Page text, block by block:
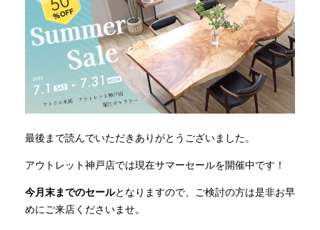
最後まで読んでいただきありがとうございました。
アウトレット神戸店では現在サマーセールを開催中です！
今月末までのセールとなりますので、ご検討の方は是非お早
めにご来店くださいませ。